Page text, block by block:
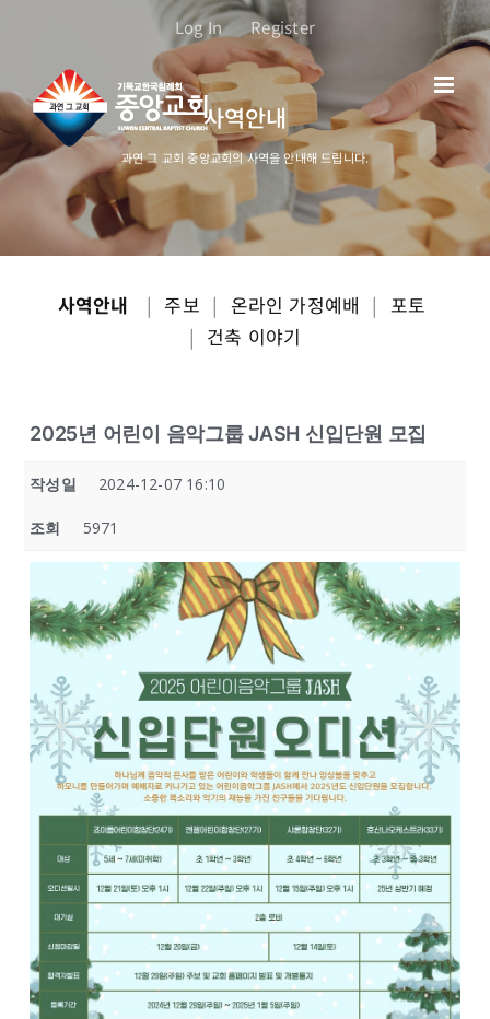
로
건
너
뛰
Log In Register
사역안내
과연 그 교회 중앙교회의 사역을 안내해 드립니다.
사역안내 | 주보 | 온라인 가정예배 | 포토
| 건축 이야기
2025년 어린이 음악그룹 JASH 신입단원 모집
작성일 2024-12-07 16:10
조회 5971